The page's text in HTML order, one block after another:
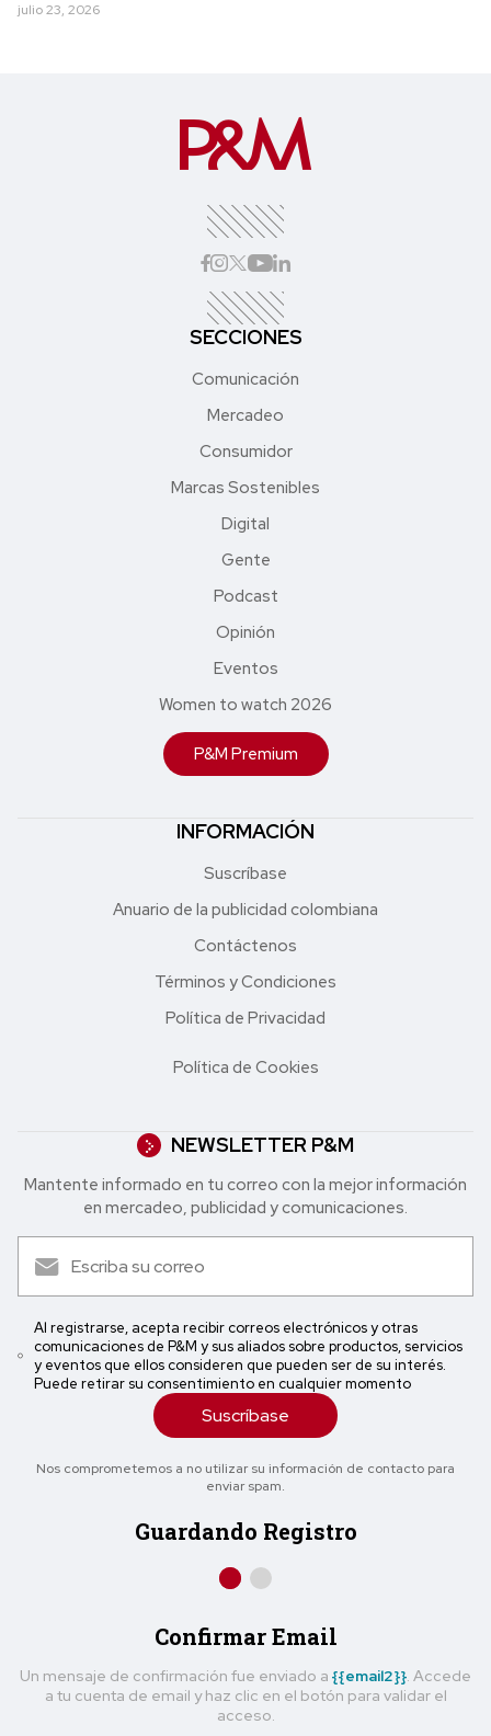
julio 23, 2026
SECCIONES
Comunicación
Mercadeo
Consumidor
Marcas Sostenibles
Digital
Gente
Podcast
Opinión
Eventos
Women to watch 2026
P&M Premium
INFORMACIÓN
Suscríbase
Anuario de la publicidad colombiana
Contáctenos
Términos y Condiciones
Política de Privacidad
Política de Cookies
NEWSLETTER P&M
Mantente informado en tu correo con la mejor in formación
en mercadeo, publicidad y comunicaciones.
Al registrarse, acepta recibir correos electrónicos y otras
comunicaciones de P&M y sus aliados sobre productos, servicios
y eventos que ellos consideren que pueden ser de su interés.
Puede retirar su consentimiento en cualquier momento
Suscríbase
Nos comprometemos a no utilizar su información de contacto para
enviar spam.
Guardando Registro
Confirmar Email
Un mensaje de confirmación fue enviado a {{email2}}. Accede
a tu cuenta de email y haz clic en el botón para validar el
acceso.